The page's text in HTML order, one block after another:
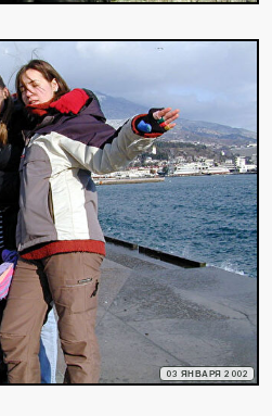
03 ЯНВАРЯ 2002